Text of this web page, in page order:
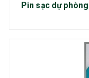
Pin sạc dự